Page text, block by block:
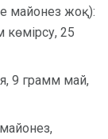
майонез жоқ):
25
9 грамм май,